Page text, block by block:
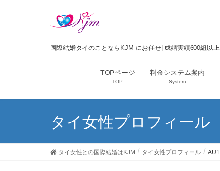
国際結婚タイのことならKJM にお任せ| 成婚実績600組以
TOPページ
TOP
料金システム案内
System
タイ女性プロフィール
タイ女性との国際結婚はKJM タイ女性プロフィール